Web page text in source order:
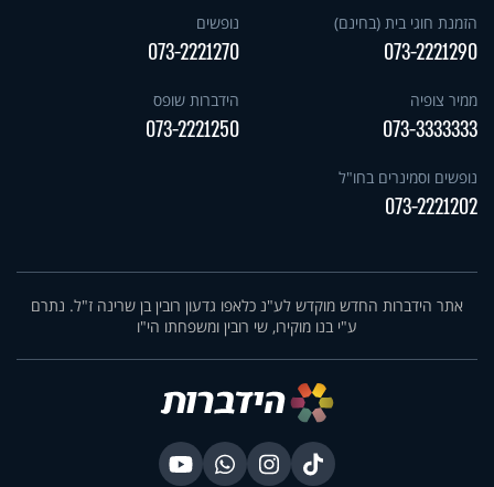
הזמנת חוגי בית (בחינם)
073-2221290
נופשים
073-2221270
ממיר צופיה
073-3333333
הידברות שופס
073-2221250
נופשים וסמינרים בחו"ל
073-2221202
אתר הידברות החדש מוקדש לע"נ כלאפו גדעון רובין בן שרינה ז"ל. נתרם
ע"י בנו מוקירו, שי רובין ומשפחתו הי"ו